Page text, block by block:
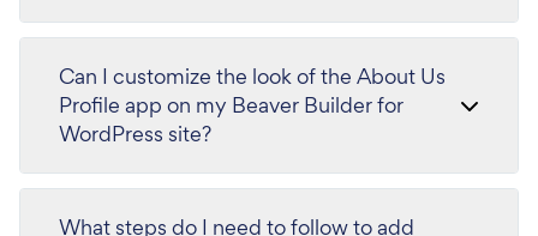
Can I customize the look of the About Us
Profile app on my Beaver Builder for
WordPress site?
What steps do I need to follow to add